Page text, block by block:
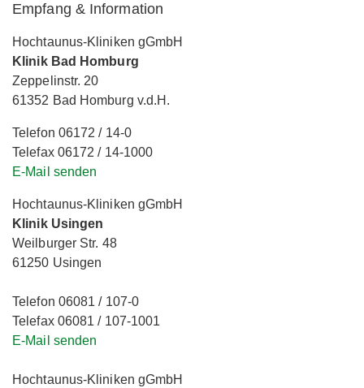
Empfang & Information
Hochtaunus-Kliniken gGmbH
Klinik Bad Homburg
Zeppelinstr. 20
61352 Bad Homburg v.d.H.
Telefon 06172 / 14-0
Telefax 06172 / 14-1000
E-Mail senden
Hochtaunus-Kliniken gGmbH
Klinik Usingen
Weilburger Str. 48
61250 Usingen
Telefon 06081 / 107-0
Telefax 06081 / 107-1001
E-Mail senden
Hochtaunus-Kliniken gGmbH